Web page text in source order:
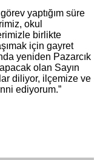
yaptığım süre
okul
birlikte
için gayret
yeniden Pazarcık
olan Sayın
diliyor, ilçemize ve
ediyorum.”